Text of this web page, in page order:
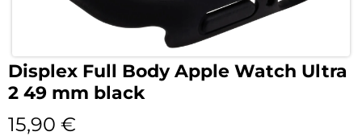
Displex Full Body Apple Watch Ultra
2 49 mm black
15,90 €